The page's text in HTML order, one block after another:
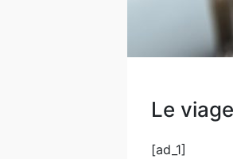
Le
[ad_1]